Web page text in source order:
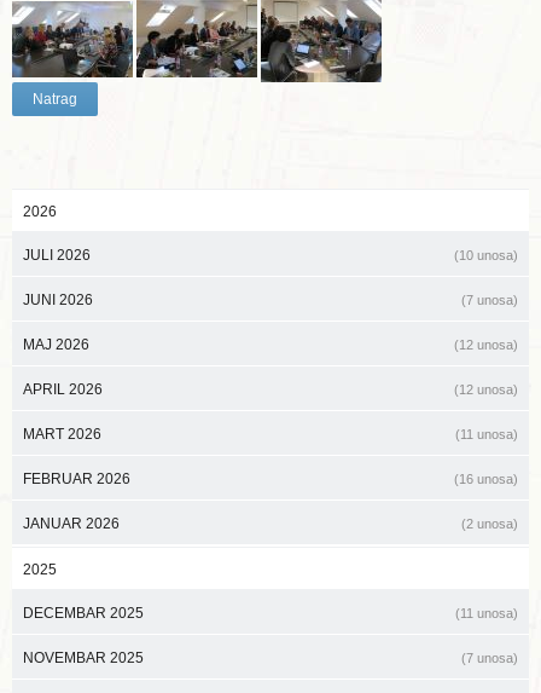
Natrag
2026
JULI 2026 (10 unosa)
JUNI 2026 (7 unosa)
MAJ 2026 (12 unosa)
APRIL 2026 (12 unosa)
MART 2026 (11 unosa)
FEBRUAR 2026 (16 unosa)
JANUAR 2026 (2 unosa)
2025
DECEMBAR 2025 (11 unosa)
NOVEMBAR 2025 (7 unosa)